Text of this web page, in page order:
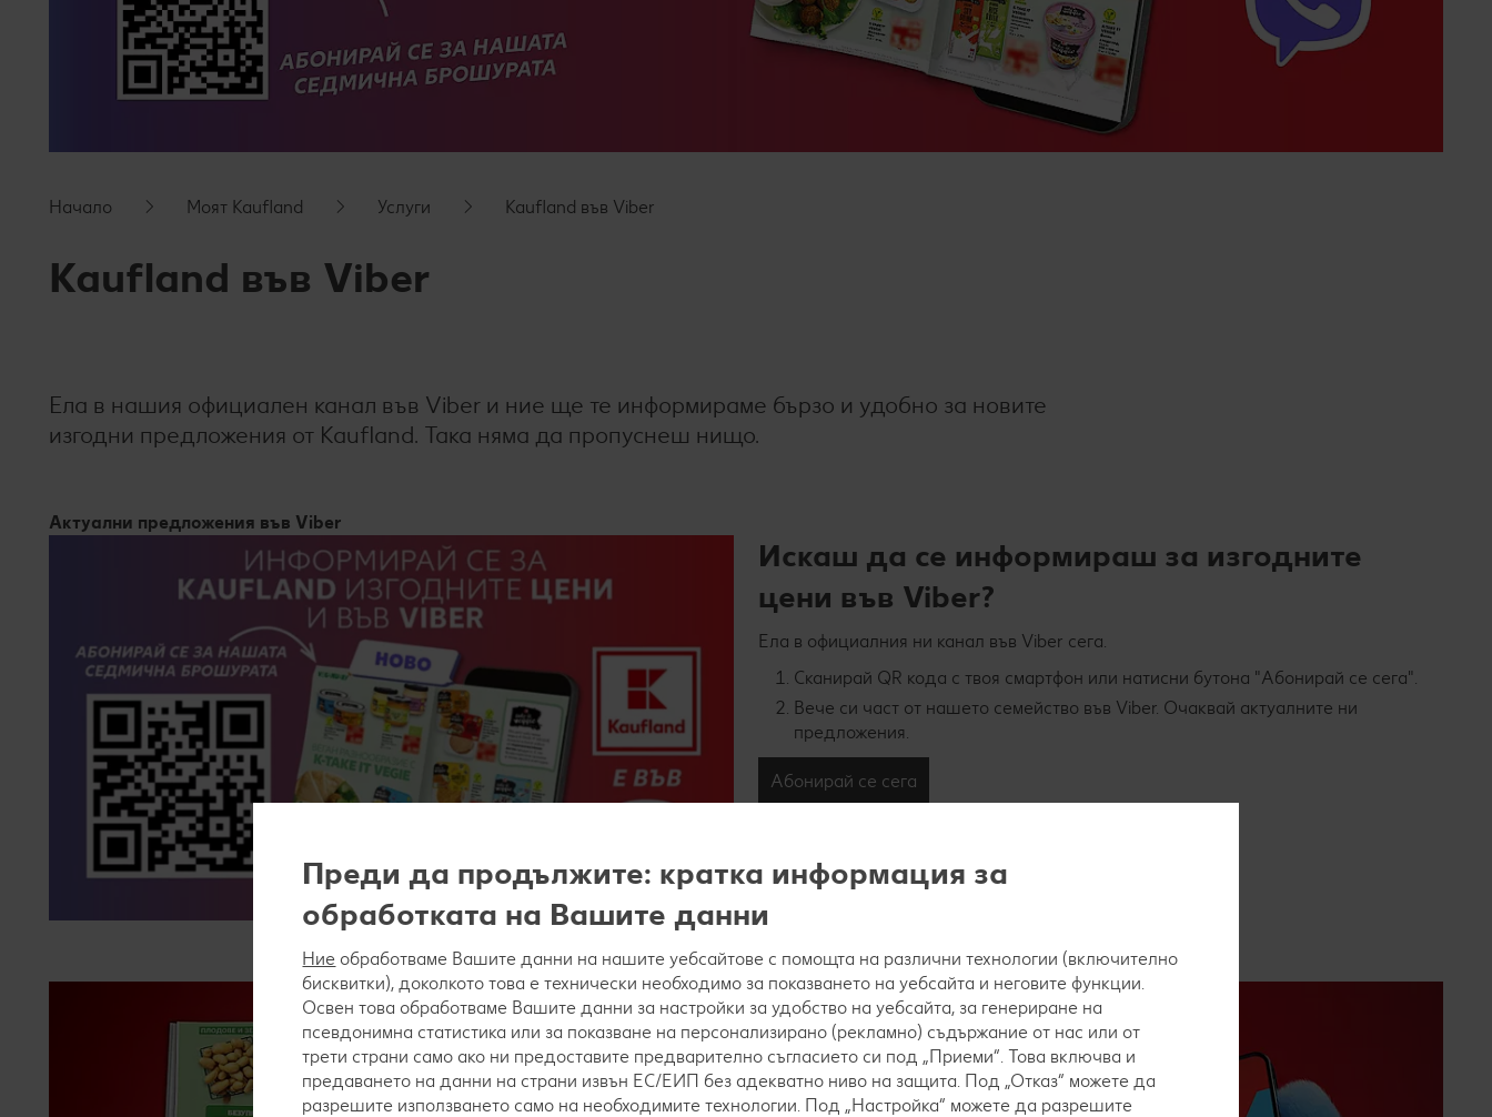
Начало Моят Kaufland Услуги Kaufland във Viber
Kaufland във Viber
Ела в нашия официален канал във Viber и ние ще те информираме бързо и удобно за новите
изгодни предложения от Kaufland. Така няма да пропуснеш нищо.
Актуални предложения във Viber
Искаш да се информираш за изгодните
цени във Viber?
Ела в официалния ни канал във Viber сега.
Сканирай QR кода с твоя смартфон или натисни бутона "Абонирай се сега".
Вече си част от нашето семейство във Viber. Очаквай актуалните ни
предложения.
Абонирай се сега
Преди да продължите: кратка информация за
обработката на Вашите данни
Ние обработваме Вашите данни на нашите уебсайтове с помощта на различни технологии (включително
бисквитки), доколкото това е технически необходимо за показването на уебсайта и неговите функции.
Освен това обработваме Вашите данни за настройки за удобство на уебсайта, за генериране на
псевдонимна статистика или за показване на персонализирано (рекламно) съдържание от нас или от
трети страни само ако ни предоставите предварително съгласието си под „Приеми“. Това включва и
предаването на данни на страни извън ЕС/ЕИП без адекватно ниво на защита. Под „Отказ“ можете да
разрешите използването само на необходимите технологии. Под „Настройка“ можете да разрешите